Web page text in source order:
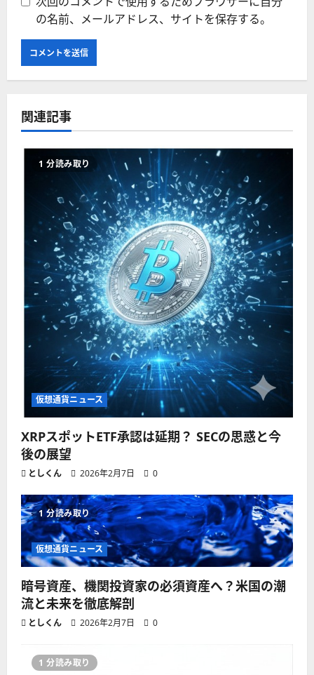
の名前、メールアドレス、サイトを保存する。
関連記事
1 分読み取り
仮想通貨ニュース
XRPスポットETF承認は延期？ SECの思惑と今
後の展望
としくん 2026年2月7日 0
1 分読み取り
仮想通貨ニュース
暗号資産、機関投資家の必須資産へ？米国の潮
流と未来を徹底解剖
としくん 2026年2月7日 0
1 分読み取り